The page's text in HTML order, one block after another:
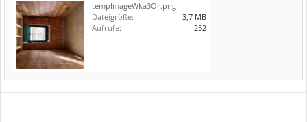
tempImageWka3Or.png
Dateigröße:
3,7 MB
Aufrufe:
252